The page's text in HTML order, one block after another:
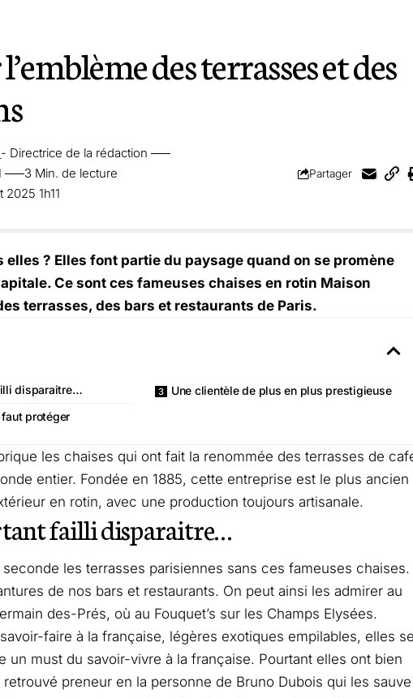
des terrasses et des
1h11
- Directrice de la rédaction
3 Min. de lecture Partager
elles ? Elles font partie du paysage quand on se promène
Ce sont ces fameuses chaises en rotin Maison
terrasses, des bars et restaurants de Paris.
disparaitre…
faut protéger
Une clientèle de plus en plus prestigieuse
les chaises qui ont fait la renommée des terrasses de
entier. Fondée en 1885, cette entreprise est le plus ancien
en rotin, avec une production toujours artisanale.
failli disparaitre…
seconde les terrasses parisiennes sans ces fameuses chaises.
de nos bars et restaurants. On peut ainsi les admirer au
des-Prés, où au Fouquet’s sur les Champs Elysées.
faire à la française, légères exotiques empilables, elles se
un must du savoir-vivre à la française. Pourtant elles ont bien
preneur en la personne de Bruno Dubois qui les sauve